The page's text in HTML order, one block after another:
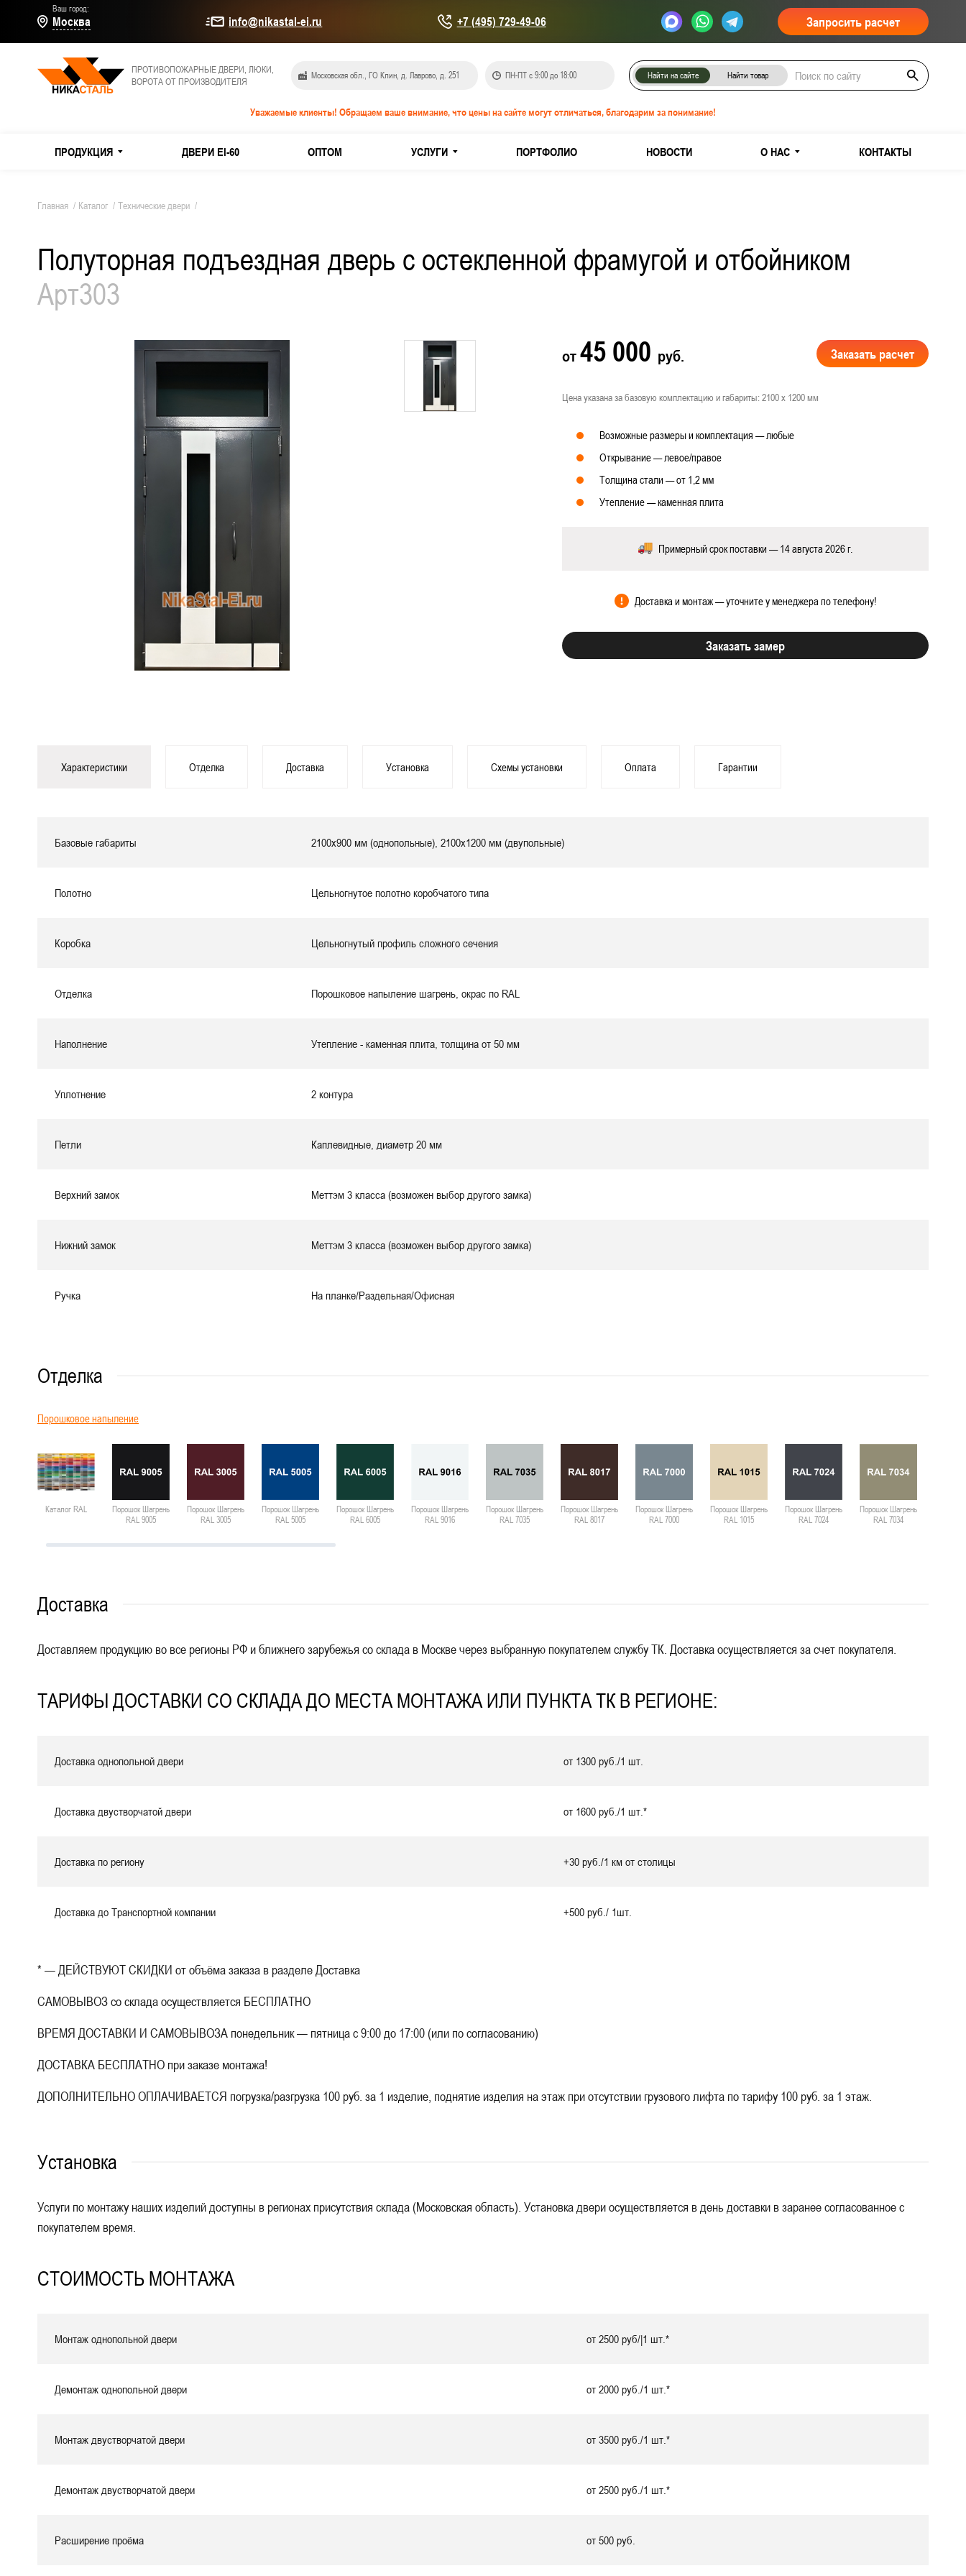
Ваш город:
Москва info@nikastal-ei.ru +7 (495) 729-49-06 Запросить расчет
ПРОТИВОПОЖАРНЫЕ ДВЕРИ, ЛЮКИ,
ВОРОТА ОТ ПРОИЗВОДИТЕЛЯ
Московская обл., ГО Клин, д. Лаврово, д. 251 ПН-ПТ с 9:00 до 18:00 Найти на сайте Найти товар
Уважаемые клиенты! Обращаем ваше внимание, что цены на сайте могут отличаться, благодарим за понимание!
ПРОДУКЦИЯ
МЕТАЛЛИЧЕСКИЕ ДВЕРИ
ТЕХНИЧЕСКИЕ ДВЕРИ
МЕТАЛЛИЧЕСКИЕ ВОРОТА
Из оцинкованной стали
Двери с системой антипаника
Одностворчатые противопожарные двери Фото наших работ
ДВЕРИ EI-60 ОПТОМ УСЛУГИ ПОРТФОЛИО НОВОСТИ О НАС КОНТАКТЫ
Главная / Каталог / Технические двери /
Полуторная подъездная дверь с остекленной фрамугой и отбойником
Арт303
от45 000 руб. Заказать расчет
Цена указана за базовую комплектацию и габариты: 2100 х 1200 мм
Возможные размеры и комплектация — любые
Открывание — левое/правое
Толщина стали — от 1,2 мм
Утепление — каменная плита
Примерный срок поставки — 14 августа 2026 г.
Доставка и монтаж — уточните у менеджера по телефону!
Заказать замер
Характеристики Отделка Доставка Установка Схемы установки Оплата Гарантии
Базовые габариты 2100х900 мм (однопольные), 2100х1200 мм (двупольные)
Полотно Цельногнутое полотно коробчатого типа
Коробка Цельногнутый профиль сложного сечения
Отделка Порошковое напыление шагрень , окрас по RAL
Наполнение Утепление - каменная плита, толщина от 50 мм
Уплотнение 2 контура
Петли Каплевидные, диаметр 20 мм
Верхний замок Меттэм 3 класса (возможен выбор другого замка)
Нижний замок Меттэм 3 класса (возможен выбор другого замка)
Ручка На планке/Раздельная/Офисная
Отделка
Порошковое напыление
Каталог RAL
Порошок Шагрень
RAL 9005
Порошок Шагрень
RAL 3005
Порошок Шагрень
RAL 5005
Порошок Шагрень
RAL 6005
Порошок Шагрень
RAL 9016
Порошок Шагрень
RAL 7035
Порошок Шагрень
RAL 8017
Порошок Шагрень
RAL 7000
Порошок Шагрень
RAL 1015
Порошок Шагрень
RAL 7024
Порошок Шагрень
RAL 7034
Доставка
Доставляем продукцию во все регионы РФ и ближнего зарубежья со склада в Москве через выбранную покупателем службу ТК. Доставка осуществляется за счет покупателя.
ТАРИФЫ ДОСТАВКИ СО СКЛАДА ДО МЕСТА МОНТАЖА ИЛИ ПУНКТА ТК В РЕГИОНЕ:
Доставка однопольной двери от 1300 руб./1 шт.
Доставка двустворчатой двери от 1600 руб./1 шт.*
Доставка по региону +30 руб./1 км от столицы
Доставка до Транспортной компании +500 руб./ 1шт.
* — ДЕЙСТВУЮТ СКИДКИ от объёма заказа в разделе Доставка
САМОВЫВОЗ со склада осуществляется БЕСПЛАТНО
ВРЕМЯ ДОСТАВКИ И САМОВЫВОЗА понедельник — пятница с 9:00 до 17:00 (или по согласованию)
ДОСТАВКА БЕСПЛАТНО при заказе монтажа!
ДОПОЛНИТЕЛЬНО ОПЛАЧИВАЕТСЯ погрузка/разгрузка 100 руб. за 1 изделие, поднятие изделия на этаж при отсутствии грузового лифта по тарифу 100 руб. за 1 этаж.
Установка
Услуги по монтажу наших изделий доступны в регионах присутствия склада (Московская область). Установка двери осуществляется в день доставки в заранее согласованное с
покупателем время.
СТОИМОСТЬ МОНТАЖА
Монтаж однопольной двери от 2500 руб/|1 шт.*
Демонтаж однопольной двери от 2000 руб./1 шт.*
Монтаж двустворчатой двери от 3500 руб./1 шт.*
Демонтаж двустворчатой двери от 2500 руб./1 шт.*
Расширение проёма от 500 руб.